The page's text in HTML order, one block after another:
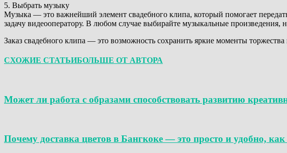
5. Выбрать музыку
Музыка — это важнейший элемент свадебного клипа, который помогает
задачу видеооператору. В любом случае выбирайте музыкальные
Заказ свадебного клипа — это возможность сохранить яркие моменты
СХОЖИЕ СТАТЬИБОЛЬШЕ ОТ АВТОРА
Может ли работа с образами способствовать развитию
Почему доставка цветов в Бангкоке — это просто и удобно, как